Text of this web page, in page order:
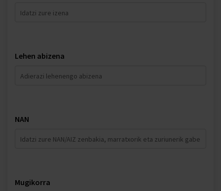
Lehen abizena
NAN
Mugikorra